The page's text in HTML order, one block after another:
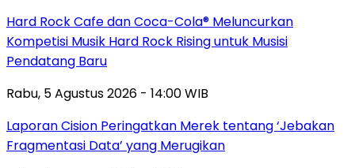
Hard Rock Cafe dan Coca-Cola® Meluncurkan
Kompetisi Musik Hard Rock Rising untuk Musisi
Pendatang Baru
Rabu, 5 Agustus 2026 - 14:00 WIB
Laporan Cision Peringatkan Merek tentang ‘Jebakan
Fragmentasi Data’ yang Merugikan